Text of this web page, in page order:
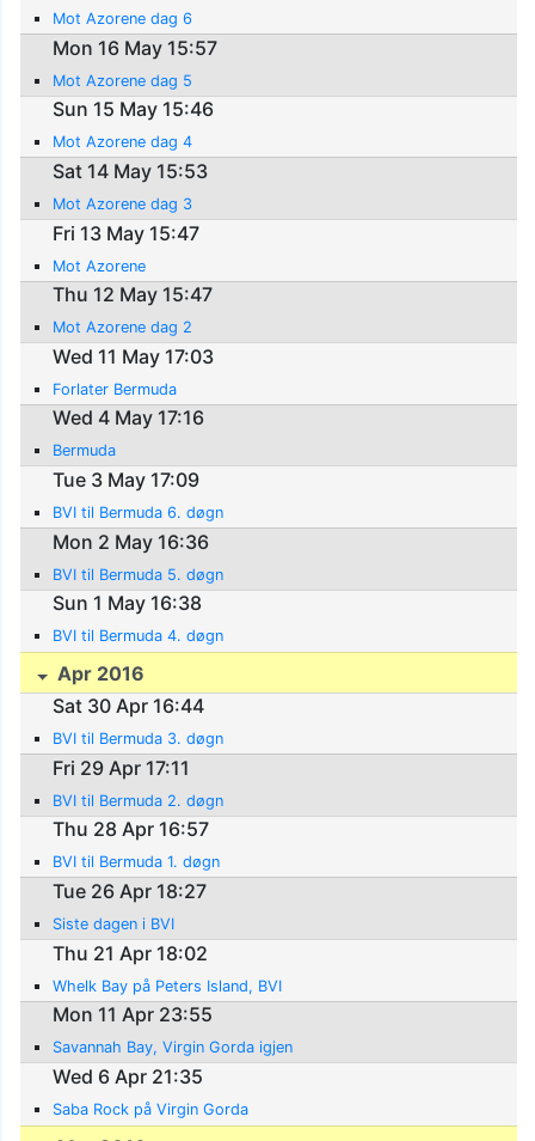
Mot Azorene dag 6
Mon 16 May 15:57
Mot Azorene dag 5
Sun 15 May 15:46
Mot Azorene dag 4
Sat 14 May 15:53
Mot Azorene dag 3
Fri 13 May 15:47
Mot Azorene
Thu 12 May 15:47
Mot Azorene dag 2
Wed 11 May 17:03
Forlater Bermuda
Wed 4 May 17:16
Bermuda
Tue 3 May 17:09
BVI til Bermuda 6. døgn
Mon 2 May 16:36
BVI til Bermuda 5. døgn
Sun 1 May 16:38
BVI til Bermuda 4. døgn
Apr 2016
Sat 30 Apr 16:44
BVI til Bermuda 3. døgn
Fri 29 Apr 17:11
BVI til Bermuda 2. døgn
Thu 28 Apr 16:57
BVI til Bermuda 1. døgn
Tue 26 Apr 18:27
Siste dagen i BVI
Thu 21 Apr 18:02
Whelk Bay på Peters Island, BVI
Mon 11 Apr 23:55
Savannah Bay, Virgin Gorda igjen
Wed 6 Apr 21:35
Saba Rock på Virgin Gorda